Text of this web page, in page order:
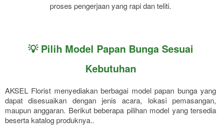
proses pengerjaan yang rapi dan teliti.
💡 Pilih Model Papan Bunga Sesuai
Kebutuhan
AKSEL Florist menyediakan berbagai model papan bunga yang
dapat disesuaikan dengan jenis acara, lokasi pemasangan,
maupun anggaran. Berikut beberapa pilihan model yang tersedia
beserta katalog produknya..